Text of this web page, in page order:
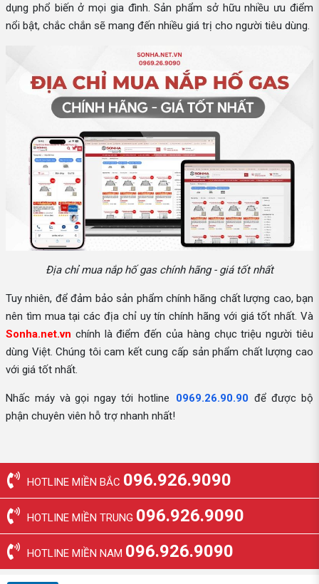
dụng phổ biến ở mọi gia đình. Sản phẩm sở hữu nhiều ưu điểm
nổi bật, chắc chắn sẽ mang đến nhiều giá trị cho người tiêu dùng.
Địa chỉ mua nắp hố gas chính hãng - giá tốt nhất
Tuy nhiên, để đảm bảo sản phẩm chính hãng chất lượng cao, bạn
nên tìm mua tại các địa chỉ uy tín chính hãng với giá tốt nhất. Và
Sonha.net.vn chính là điểm đến của hàng chục triệu người tiêu
dùng Việt. Chúng tôi cam kết cung cấp sản phẩm chất lượng cao
với giá tốt nhất.
Nhấc máy và gọi ngay tới hotline 0969.26.90.90 để được bộ
phận chuyên viên hỗ trợ nhanh nhất!
HOTLINE MIỀN BẮC 096.926.9090
HOTLINE MIỀN TRUNG 096.926.9090
HOTLINE MIỀN NAM 096.926.9090